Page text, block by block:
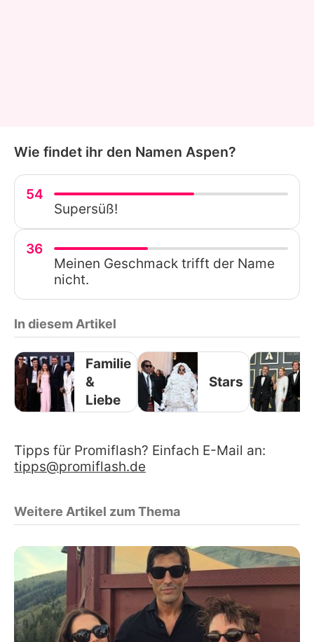
Wie findet ihr den Namen Aspen?
54
Supersüß!
36
Meinen Geschmack trifft der Name
nicht.
In diesem Artikel
Familie
&
Liebe
Stars
Tipps für Promiflash? Einfach E-Mail an:
tipps@promiflash.de
Weitere Artikel zum Thema